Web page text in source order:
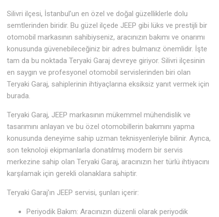
Silivri ilçesi, İstanbul’un en özel ve doğal güzelliklerle dolu
semtlerinden biridir. Bu güzel ilçede JEEP gibi lüks ve prestijli bir
otomobil markasının sahibiyseniz, aracınızın bakımı ve onarımı
konusunda güvenebileceğiniz bir adres bulmanız önemlidir. İşte
tam da bu noktada Teryaki Garaj devreye giriyor. Silivri ilçesinin
en saygın ve profesyonel otomobil servislerinden biri olan
Teryaki Garaj, sahiplerinin ihtiyaçlarına eksiksiz yanıt vermek için
burada.
Teryaki Garaj, JEEP markasının mükemmel mühendislik ve
tasarımını anlayan ve bu özel otomobillerin bakımını yapma
konusunda deneyime sahip uzman teknisyenleriyle bilinir. Ayrıca,
son teknoloji ekipmanlarla donatılmış modern bir servis
merkezine sahip olan Teryaki Garaj, aracınızın her türlü ihtiyacını
karşılamak için gerekli olanaklara sahiptir.
Teryaki Garaj’ın JEEP servisi, şunları içerir:
Periyodik Bakım: Aracınızın düzenli olarak periyodik